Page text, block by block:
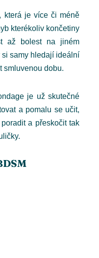
která je více či méně
kterékoliv končetiny
až bolest na jiném
si samy hledají ideální
smluvenou dobu.
je už skutečné
a pomalu se učit,
a přeskočit tak